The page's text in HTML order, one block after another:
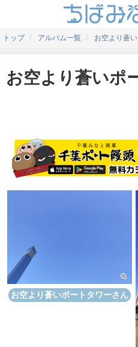
トップ アルバム一覧 お空より蒼
お空より蒼いポ
お空より蒼いポートタワーさん